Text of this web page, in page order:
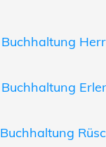
Buchhaltung
Buchhaltung
Buchhaltung